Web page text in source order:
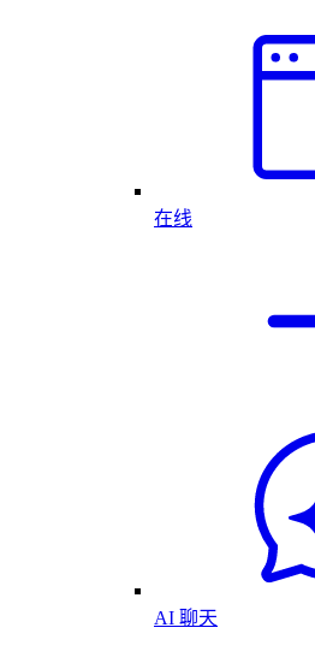
在线
AI 聊天